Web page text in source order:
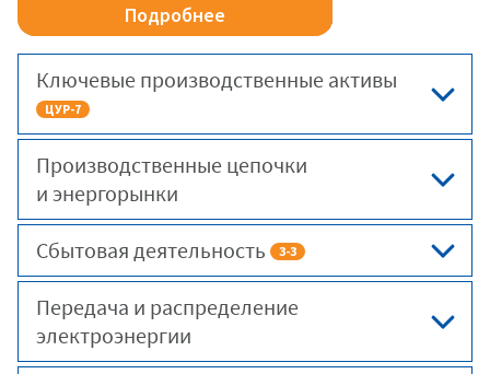
Подробнее
Ключевые производственные активы
ЦУР-7
Производственные цепочки
и энергорынки
Сбытовая деятельность 3-3
Передача и распределение
электроэнергии